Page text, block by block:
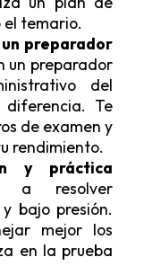
el temario.
preparador
un preparador
del
Te
de examen y
rendimiento.
y práctica
a resolver
bajo presión.
mejor los
en la prueba